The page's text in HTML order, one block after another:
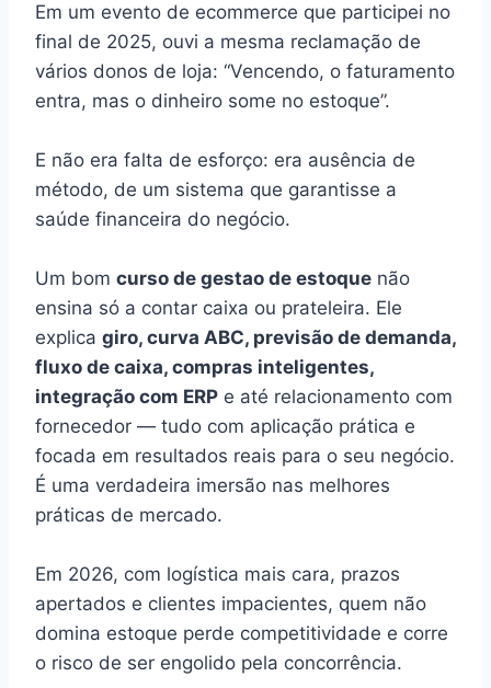
Em um evento de ecommerce que participei no
final de 2025, ouvi a mesma reclamação de
vários donos de loja: “Vencendo, o faturamento
entra, mas o dinheiro some no estoque”.
E não era falta de esforço: era ausência de
método, de um sistema que garantisse a
saúde financeira do negócio.
Um bom curso de gestao de estoque não
ensina só a contar caixa ou prateleira. Ele
explica giro, curva ABC, previsão de demanda,
fluxo de caixa, compras inteligentes,
integração com ERP e até relacionamento com
fornecedor — tudo com aplicação prática e
focada em resultados reais para o seu negócio.
É uma verdadeira imersão nas melhores
práticas de mercado.
Em 2026, com logística mais cara, prazos
apertados e clientes impacientes, quem não
domina estoque perde competitividade e corre
o risco de ser engolido pela concorrência.